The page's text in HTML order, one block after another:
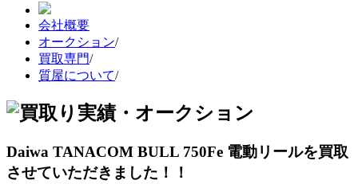
会社概要
オークション/
買取専門/
質屋について/
Daiwa TANACOM BULL 750Fe 電動リールを買取
させていただきました！！